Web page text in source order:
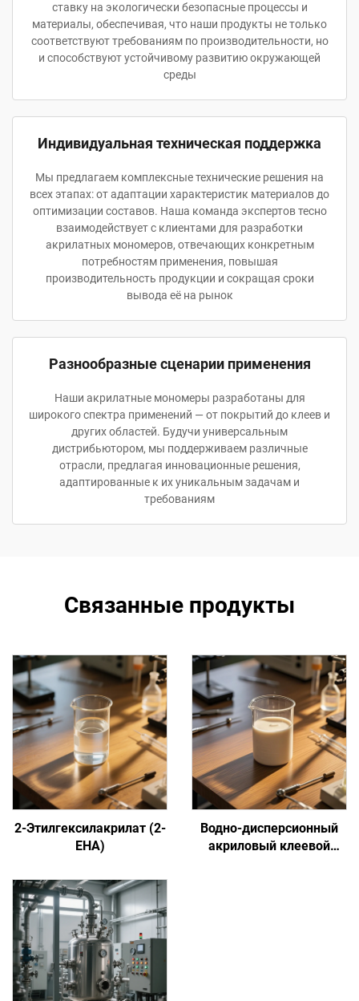
ставку на экологически безопасные процессы и
материалы, обеспечивая, что наши продукты не только
соответствуют требованиям по производительности, но
и способствуют устойчивому развитию окружающей
среды
Индивидуальная техническая поддержка
Мы предлагаем комплексные технические решения на
всех этапах: от адаптации характеристик материалов до
оптимизации составов. Наша команда экспертов тесно
взаимодействует с клиентами для разработки
акрилатных мономеров, отвечающих конкретным
потребностям применения, повышая
производительность продукции и сокращая сроки
вывода её на рынок
Разнообразные сценарии применения
Наши акрилатные мономеры разработаны для
широкого спектра применений — от покрытий до клеев и
других областей. Будучи универсальным
дистрибьютором, мы поддерживаем различные
отрасли, предлагая инновационные решения,
адаптированные к их уникальным задачам и
требованиям
Связанные продукты
2-Этилгексилакрилат (2-
EHA)
Водно-дисперсионный
акриловый клеевой